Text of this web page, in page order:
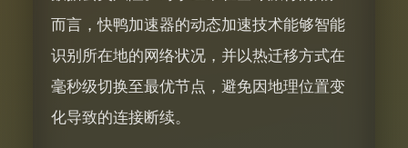
而言，快鸭加速器的动态加速技术能够智能
识别所在地的网络状况，并以热迁移方式在
毫秒级切换至最优节点，避免因地理位置变
化导致的连接断续。